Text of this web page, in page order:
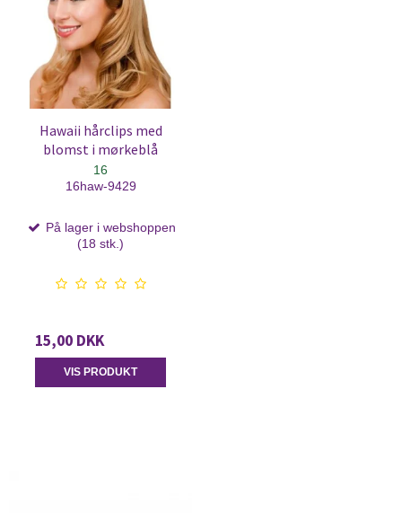
Hawaii hårclips med
blomst i mørkeblå
16
16haw-9429
På lager i webshoppen
(18 stk.)
15,00 DKK
VIS PRODUKT